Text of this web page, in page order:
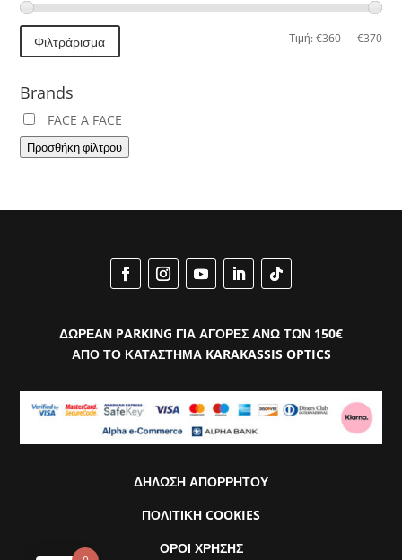
Φιλτράρισμα Τιμή:€360—€370
Brands
FACE A FACE
Προσθήκη φίλτρου
ΔΩΡΕΑΝ PARKING ΓΙΑ ΑΓΟΡΕΣ ΑΝΩ ΤΩΝ 150€
ΑΠΟ ΤΟ ΚΑΤΑΣΤΗΜΑ KARAKASSIS OPTICS
ΔΗΛΩΣΗ ΑΠΟΡΡΗΤΟΥ
ΠΟΛΙΤΙΚΗ COOKIES
ΟΡΟΙ ΧΡΗΣΗΣ